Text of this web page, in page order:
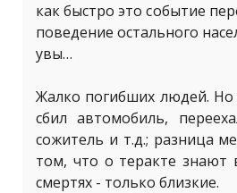
как быстро это событие
поведение остального
увы…
Жалко погибших людей. Но
сбил автомобиль,
сожитель и т.д.; разница
том, что о теракте знают
смертях - только близкие.